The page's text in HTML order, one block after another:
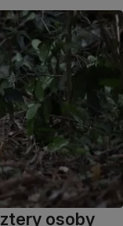
osoby